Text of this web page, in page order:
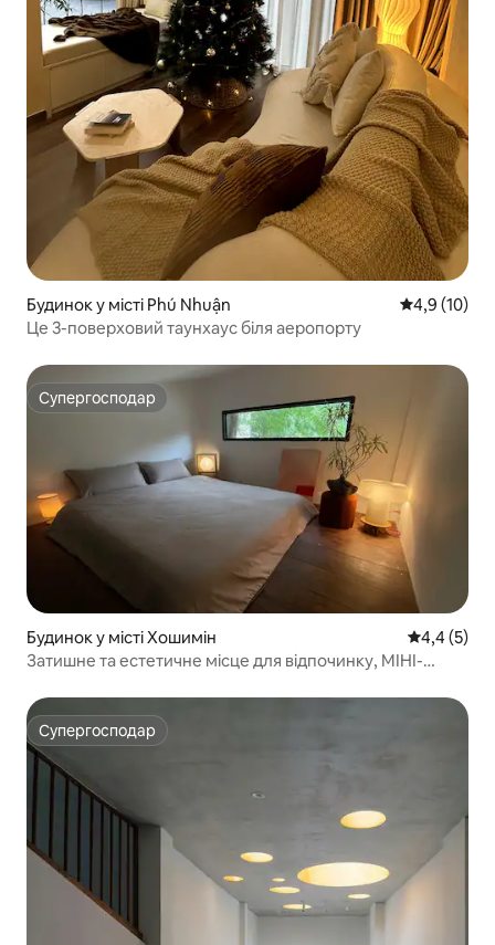
Будинок у місті Phú Nhuận Середня
4,9 (10)
Це 3-поверховий таунхаус біля аеропорту
Супергосподар
Супергосподар
Будинок у місті Хошимін Середня
4,4 (5)
Затишне та естетичне місце для відпочинку, МІНІ-
Супергосподар
Супергосподар